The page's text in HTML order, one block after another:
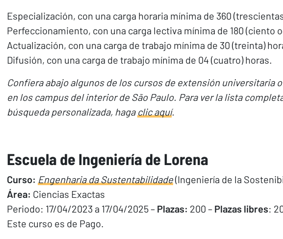
Especialización, con una carga horaria mínima de 360
Perfeccionamiento, con una carga lectiva mínima de 180 (ciento
Actualización, con una carga de trabajo mínima de 30 (treinta)
Difusión, con una carga de trabajo mínima de 04 (cuatro) horas.
Confiera abajo algunos de los cursos de extensión universitaria
en los campus del interior de São Paulo. Para ver la lista
búsqueda personalizada, haga clic aquí.
Escuela de Ingeniería de Lorena
Curso: Engenharia da Sustentabilidade(Ingeniería de la
Área: Ciencias Exactas
Periodo: 17/04/2023 a 17/04/2025 – Plazas: 200 – Plazas libres:
Este curso es de Pago.